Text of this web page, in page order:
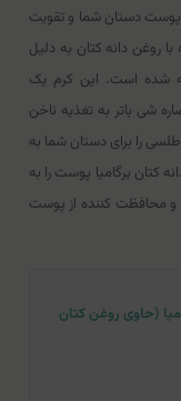
پوست دستان شما و تقویت
روغن دانه کتان به دلیل
شده است. این کرم یک
شی باتر به تغذیه ناخن
را برای دستان شما به
کتان برگامیا پوست را به
محافظت کننده از پوست
(حاوی روغن کتان